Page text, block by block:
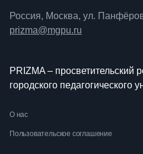
Россия, Москва, ул.
prizma@mgpu.ru
PRIZMA – просветительский
городского педагогического
О нас
Пользовательское соглашение